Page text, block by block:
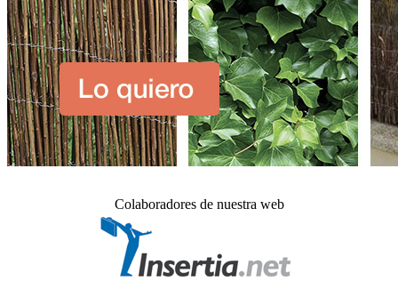
Colaboradores de nuestra web